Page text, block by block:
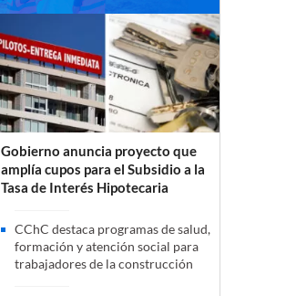
Gobierno anuncia proyecto que
amplía cupos para el Subsidio a la
Tasa de Interés Hipotecaria
CChC destaca programas de salud,
formación y atención social para
trabajadores de la construcción